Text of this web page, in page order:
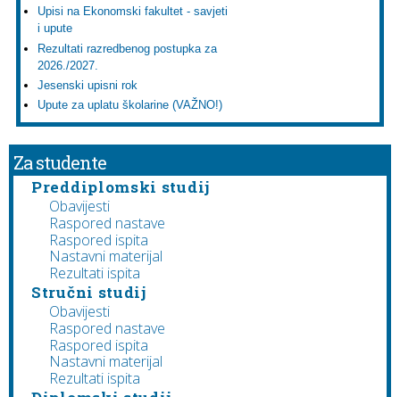
Upisi na Ekonomski fakultet - savjeti
i upute
Rezultati razredbenog postupka za
2026./2027.
Jesenski upisni rok
Upute za uplatu školarine (VAŽNO!)
Za studente
Preddiplomski studij
Obavijesti
Raspored nastave
Raspored ispita
Nastavni materijal
Rezultati ispita
Stručni studij
Obavijesti
Raspored nastave
Raspored ispita
Nastavni materijal
Rezultati ispita